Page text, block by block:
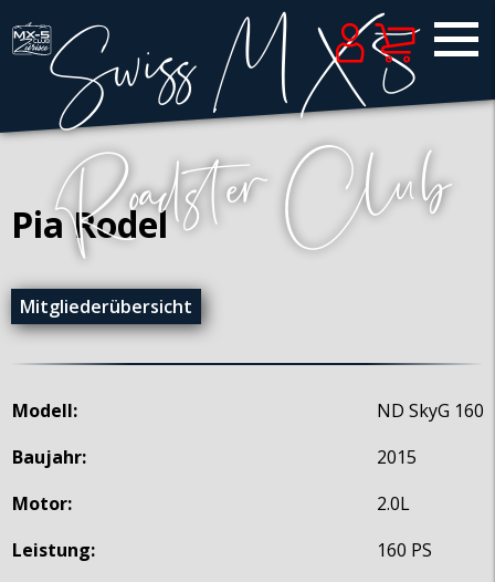
Pia Rodel
Mitgliederübersicht
Modell:
ND SkyG 160
Baujahr:
2015
Motor:
2.0L
Leistung:
160 PS